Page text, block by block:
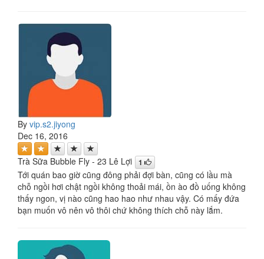
By vip.s2.jiyong
Dec 16, 2016
Trà Sữa Bubble Fly - 23 Lê Lợi 1
Tới quán bao giờ cũng đông phải đợi bàn, cũng có lầu mà
chỗ ngồi hơi chật ngồi không thoải mái, ồn ào đồ uống không
thấy ngon, vị nào cũng hao hao như nhau vậy. Có mấy đứa
bạn muốn vô nên vô thôi chứ không thích chỗ này lắm.